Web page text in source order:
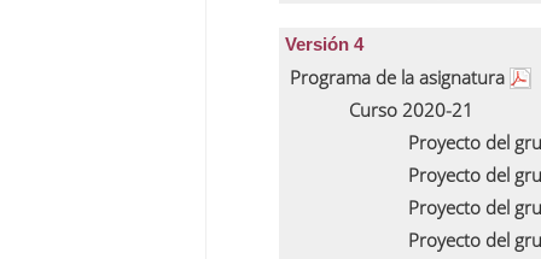
Versión 4
Programa de la asignatura
Curso 2020-21
Proyecto del
Proyecto del
Proyecto del
Proyecto del